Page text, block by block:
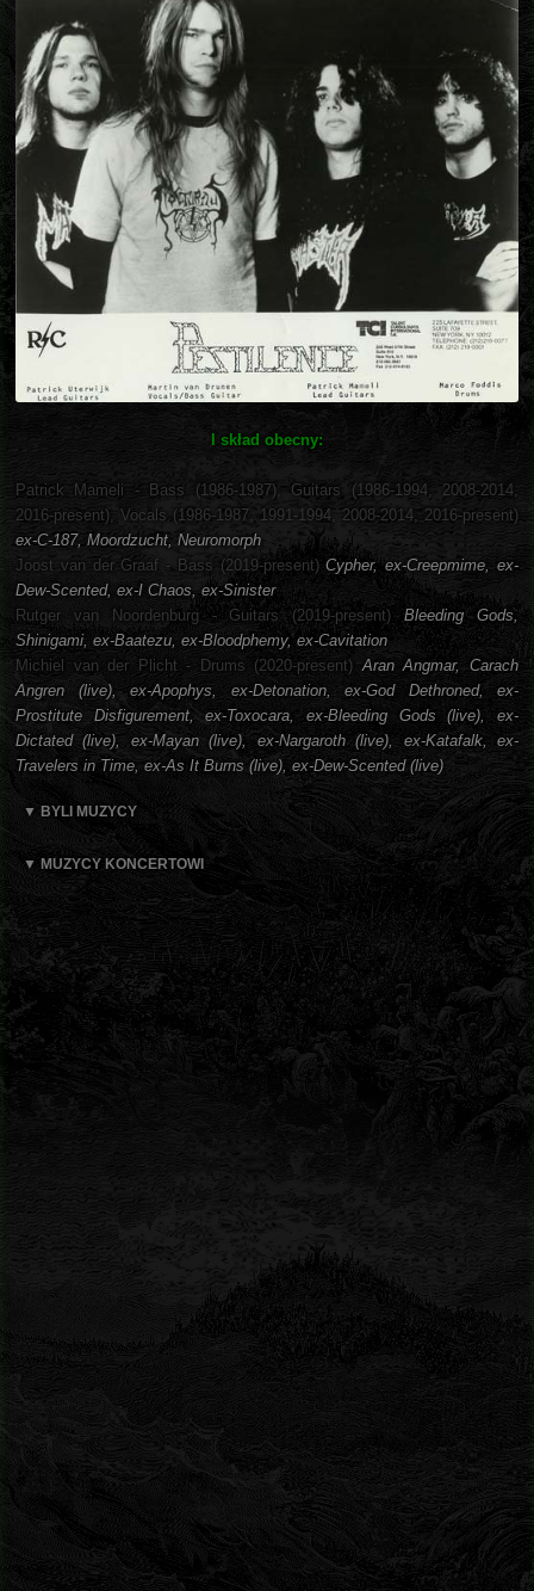
I skład obecny:
Patrick Mameli - Bass (1986-1987), Guitars (1986-1994, 2008-2014,
2016-present), Vocals (1986-1987, 1991-1994, 2008-2014, 2016-present)
ex-C-187, Moordzucht, Neuromorph
Joost van der Graaf - Bass (2019-present)Cypher, ex-Creepmime, ex-
Dew-Scented, ex-I Chaos, ex-Sinister
Rutger van Noordenburg - Guitars (2019-present)Bleeding Gods,
Shinigami, ex-Baatezu, ex-Bloodphemy, ex-Cavitation
Michiel van der Plicht - Drums (2020-present) Aran Angmar, Carach
Angren (live), ex-Apophys, ex-Detonation, ex-God Dethroned, ex-
Prostitute Disfigurement, ex-Toxocara, ex-Bleeding Gods (live), ex-
Dictated (live), ex-Mayan (live), ex-Nargaroth (live), ex-Katafalk, ex-
Travelers in Time, ex-As It Burns (live), ex-Dew-Scented (live)
▼ BYLI MUZYCY
▼ MUZYCY KONCERTOWI